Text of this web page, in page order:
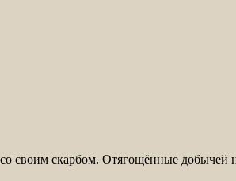
своим скарбом. Отягощённые